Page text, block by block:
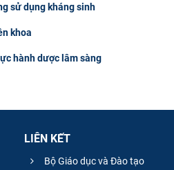
sử dụng kháng sinh
khoa
hành dược lâm sàng
LIÊN KẾT
Bộ Giáo dục và Đào tạo